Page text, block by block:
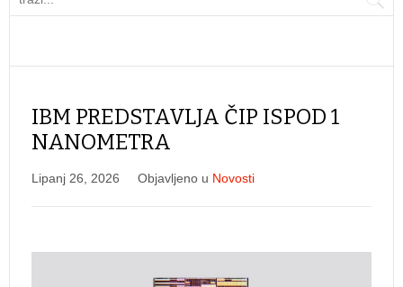
IBM PREDSTAVLJA ČIP ISPOD 1
NANOMETRA
Lipanj 26, 2026 Objavljeno u Novosti